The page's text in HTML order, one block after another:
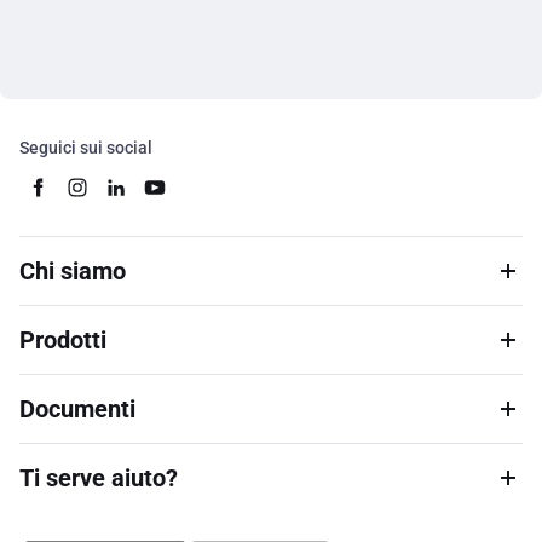
Seguici sui social
Chi siamo
Prodotti
Documenti
Ti serve aiuto?